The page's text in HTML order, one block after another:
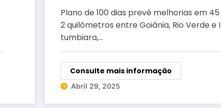
bilhões para modernizar a Rota
Verde em Goiás
Plano de 100 dias prevê melhorias em 45
2 quilômetros entre Goiânia, Rio Verde e I
tumbiara,…
Consulte mais informação
Abril 29, 2025